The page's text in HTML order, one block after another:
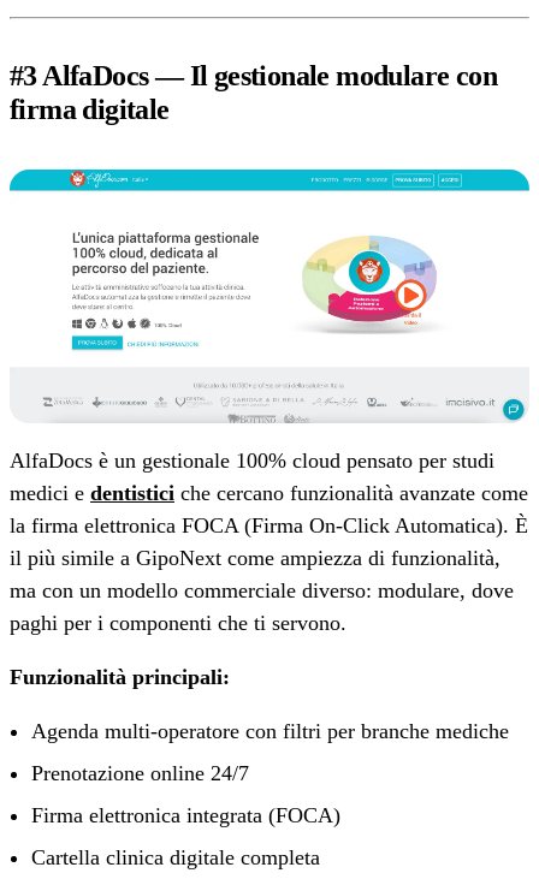
#3 AlfaDocs — Il gestionale modulare con
firma digitale
AlfaDocs è un gestionale 100% cloud pensato per studi
medici e dentistici che cercano funzionalità avanzate come
la firma elettronica FOCA (Firma On-Click Automatica). È
il più simile a GipoNext come ampiezza di funzionalità,
ma con un modello commerciale diverso: modulare, dove
paghi per i componenti che ti servono.
Funzionalità principali:
Agenda multi-operatore con filtri per branche mediche
Prenotazione online 24/7
Firma elettronica integrata (FOCA)
Cartella clinica digitale completa